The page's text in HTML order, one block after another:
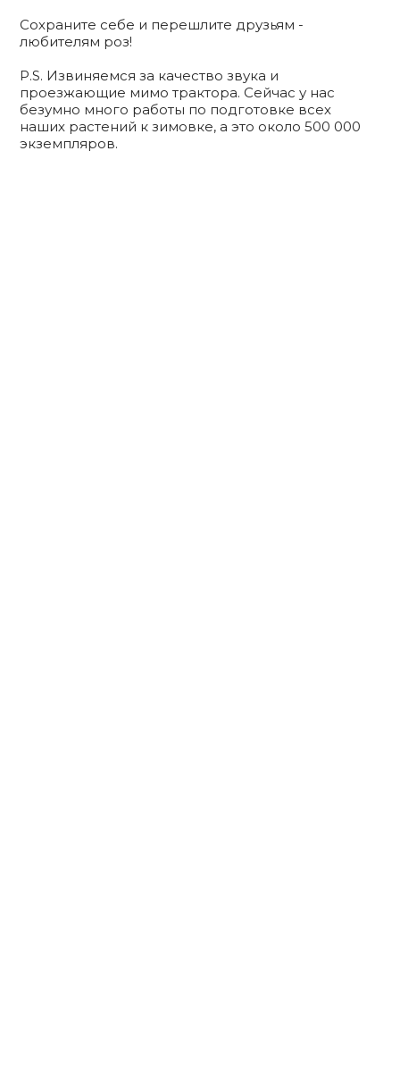
Сохраните себе и перешлите друзьям -
любителям роз!
P.S. Извиняемся за качество звука и
проезжающие мимо трактора. Сейчас у нас
безумно много работы по подготовке всех
наших растений к зимовке, а это около 500 000
экземпляров.